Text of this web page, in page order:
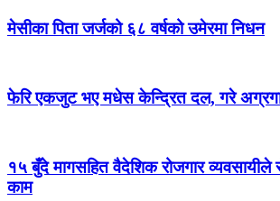
मेसीका पिता जर्जको ६८ वर्षको उमेरमा निधन
फेरि एकजुट भए मधेस केन्द्रित दल, गरे
१५ बुँदे मागसहित वैदेशिक रोजगार व्यवसायीले
काम